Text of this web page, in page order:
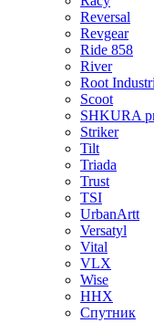
Reversal
Revgear
Ride 858
River
Root
Scoot
SHKURA
Striker
Tilt
Triada
Trust
TSI
UrbanArtt
Versatyl
Vital
VLX
Wise
ННХ
Спутник